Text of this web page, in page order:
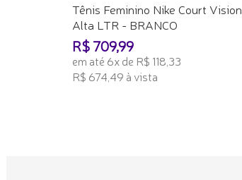
Tênis Feminino Nike Court Vision
Alta LTR - BRANCO
R$ 709,99
em até 6x de R$ 118,33
R$ 674,49 à vista